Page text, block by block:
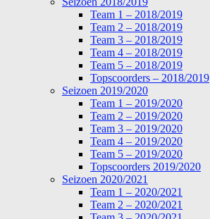
Team 1 – 2018/2019
Team 2 – 2018/2019
Team 3 – 2018/2019
Team 4 – 2018/2019
Team 5 – 2018/2019
Topscoorders – 2018/2019
Seizoen 2019/2020
Team 1 – 2019/2020
Team 2 – 2019/2020
Team 3 – 2019/2020
Team 4 – 2019/2020
Team 5 – 2019/2020
Topscoorders 2019/2020
Seizoen 2020/2021
Team 1 – 2020/2021
Team 2 – 2020/2021